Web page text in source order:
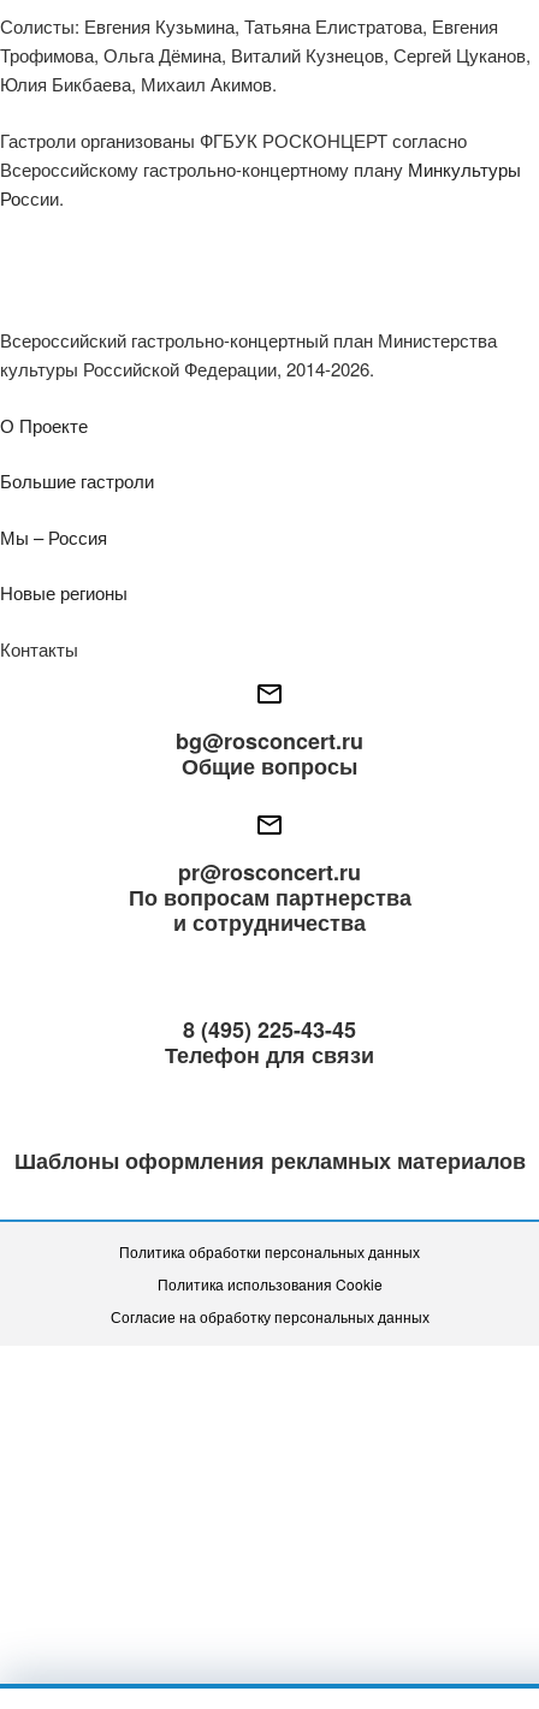
Солисты: Евгения Кузьмина, Татьяна Елистратова, Евгения
Трофимова, Ольга Дёмина, Виталий Кузнецов, Сергей Цуканов,
Юлия Бикбаева, Михаил Акимов.
Гастроли организованы ФГБУК РОСКОНЦЕРТ согласно
Всероссийскому гастрольно-концертному плану Минкультуры
России.
Всероссийский гастрольно-концертный план Министерства
культуры Российской Федерации, 2014-2026.
О Проекте
Большие гастроли
Мы – Россия
Новые регионы
Контакты
bg@rosconcert.ru
Общие вопросы
pr@rosconcert.ru
По вопросам партнерства
и сотрудничества
8 (495) 225-43-45
Телефон для связи
Шаблоны оформления рекламных материалов
Политика обработки персональных данных
Политика использования Cookie
Согласие на обработку персональных данных